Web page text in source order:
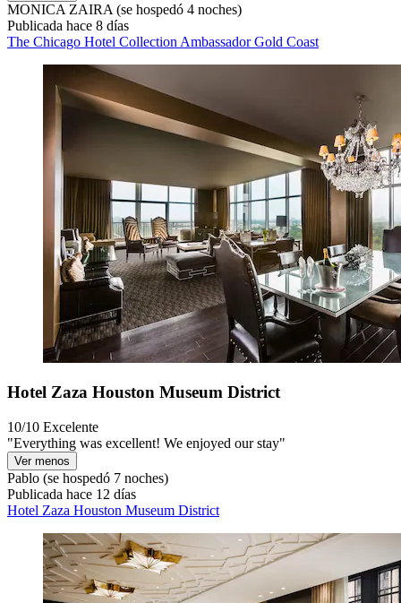
MONICA ZAIRA (se hospedó 4 noches)
Publicada hace 8 días
The Chicago Hotel Collection Ambassador Gold Coast
Hotel Zaza Houston Museum District
10/10 Excelente
"Everything was excellent! We enjoyed our stay"
Ver menos
Pablo (se hospedó 7 noches)
Publicada hace 12 días
Hotel Zaza Houston Museum District